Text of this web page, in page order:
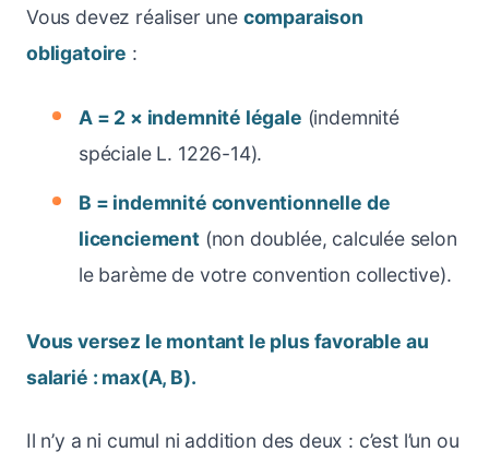
Vous devez réaliser une comparaison
obligatoire :
A = 2 × indemnité légale (indemnité
spéciale L. 1226-14).
B = indemnité conventionnelle de
licenciement(non doublée, calculée selon
le barème de votre convention collective).
Vous versez le montant le plus favorable au
salarié : max(A, B).
Il n’y a ni cumul ni addition des deux : c’est l’un ou